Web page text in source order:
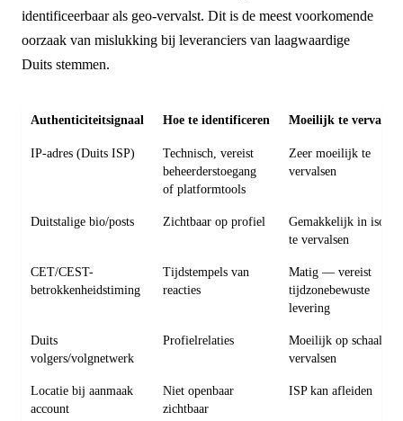
identificeerbaar als geo-vervalst. Dit is de meest voorkomende
oorzaak van mislukking bij leveranciers van laagwaardige
Duits stemmen.
Authenticiteitsignaal Hoe te identificeren Moeilijk te
IP-adres (Duits ISP)
Technisch, vereist
beheerderstoegang
of platformtools
Zeer moeilijk te
vervalsen
Duitstalige bio/posts Zichtbaar op profiel
Gemakkelijk in
te vervalsen
CET/CEST-
betrokkenheidstiming
Tijdstempels van
reacties
Matig — vereist
tijdzonebewuste
levering
Duits
volgers/volgnetwerk
Profielrelaties
Moeilijk op schaal te
vervalsen
Locatie bij aanmaak
account
Niet openbaar
zichtbaar
ISP kan afleiden